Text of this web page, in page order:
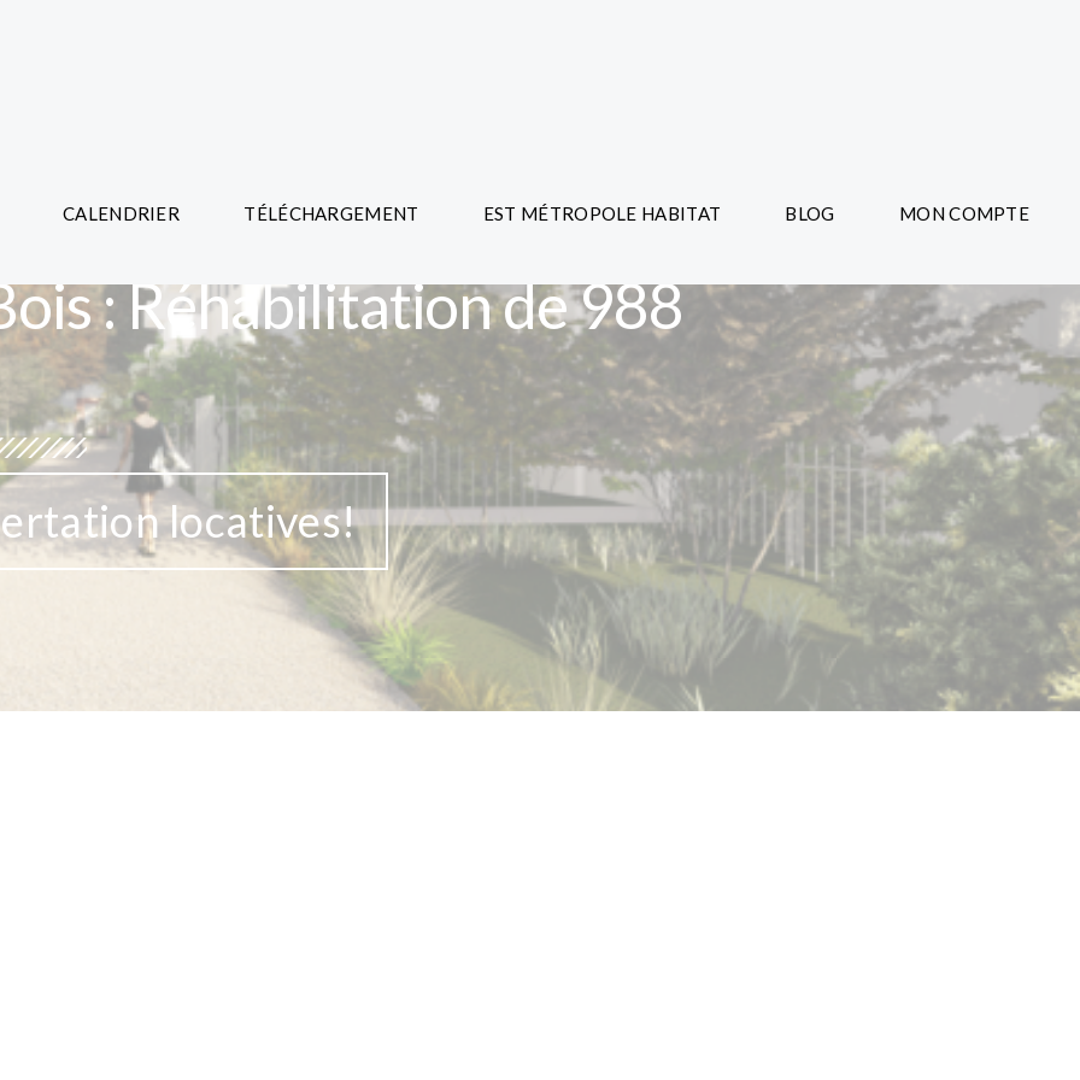
CALENDRIER TÉLÉCHARGEMENT EST MÉTROPOLE HABITAT BLOG MON COMPTE
: Réhabilitation de 988
locatives!